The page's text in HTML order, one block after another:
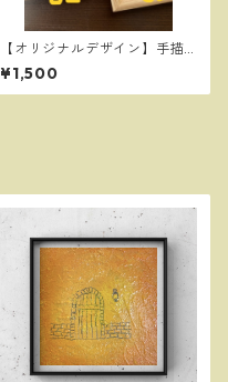
【オリジナルデザイン】手描
き原画 ミニミニ角フレーム
¥1,500